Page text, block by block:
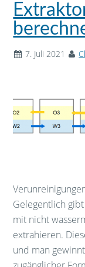
7. Juli 2021
Gelegentlich
mit nicht
extrahieren.
und man